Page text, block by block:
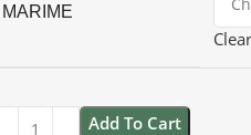
MARIME
Clear
Add To Cart